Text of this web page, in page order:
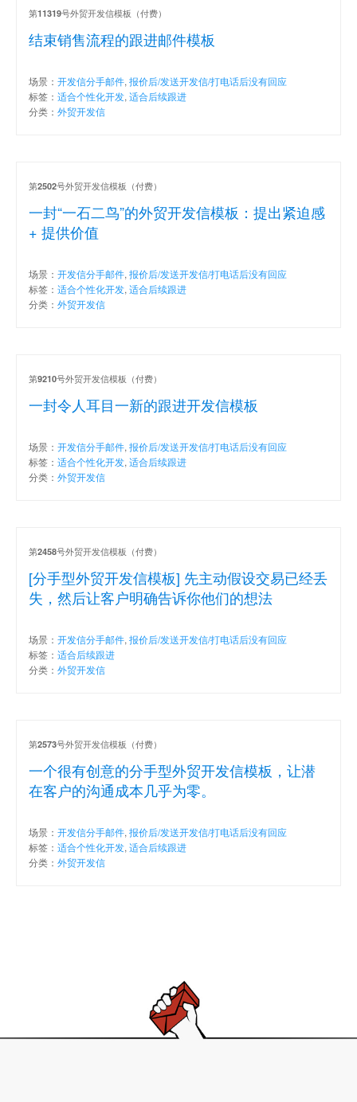
结束销售流程的跟进邮件模板
第11319号外贸开发信模板（付费）
场景： 开发信分手邮件, 报价后/发送开发信/打电话后没有回应
标签： 适合个性化开发, 适合后续跟进
分类： 外贸开发信
一封“一石二鸟”的外贸开发信模板：提出紧迫感
+ 提供价值
第2502号外贸开发信模板（付费）
场景： 开发信分手邮件, 报价后/发送开发信/打电话后没有回应
标签： 适合个性化开发, 适合后续跟进
分类： 外贸开发信
一封令人耳目一新的跟进开发信模板
第9210号外贸开发信模板（付费）
场景： 开发信分手邮件, 报价后/发送开发信/打电话后没有回应
标签： 适合个性化开发, 适合后续跟进
分类： 外贸开发信
[分手型外贸开发信模板] 先主动假设交易已经丢
失，然后让客户明确告诉你他们的想法
第2458号外贸开发信模板（付费）
场景： 开发信分手邮件, 报价后/发送开发信/打电话后没有回应
标签： 适合后续跟进
分类： 外贸开发信
一个很有创意的分手型外贸开发信模板，让潜
在客户的沟通成本几乎为零。
第2573号外贸开发信模板（付费）
场景： 开发信分手邮件, 报价后/发送开发信/打电话后没有回应
标签： 适合个性化开发, 适合后续跟进
分类： 外贸开发信